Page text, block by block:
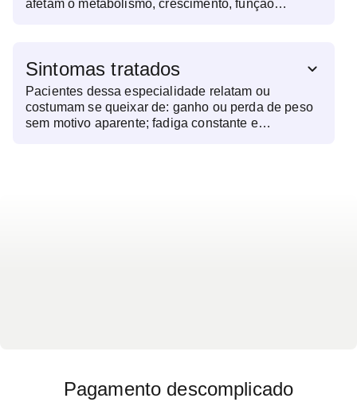
afetam o metabolismo, crescimento, função
tireoide, pâncreas, hipófise e suprarrenais, que
podem influenciar o peso, o humor, a disposição e
até a fertilidade. Além de diagnosticar doenças
hormonais, a consulta permite monitorar condições
crônicas como diabetes e hipotireoidismo,
Sintomas tratados
Pacientes dessa especialidade relatam ou
costumam se queixar de: ganho ou perda de peso
sem motivo aparente; fadiga constante e
Pagamento descomplicado